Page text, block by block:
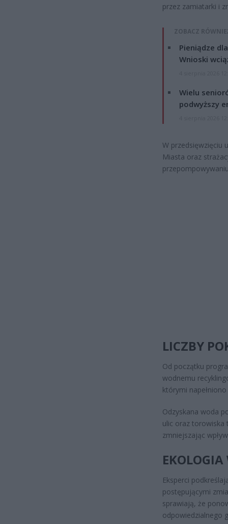
przez zamiatarki i
ZOBACZ
Pieniądze
Wnioski
Wielu
podwyższy
W przedsięwzięciu
Miasta oraz
LICZBY
Od początku
wodnemu
którymi
Odzyskana woda
ulic oraz torowiska
zmniejszając
EKOLOGIA
Eksperci
postępującymi
sprawiają, że
odpowiedzialnego